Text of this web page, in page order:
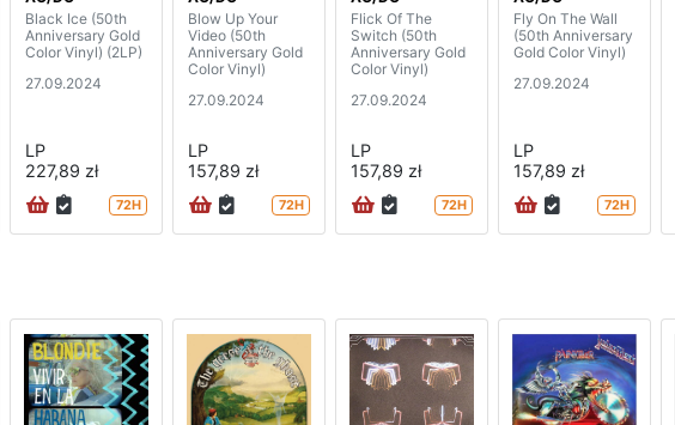
Black Ice (50th
Anniversary Gold
Color Vinyl) (2LP)
27.09.2024
LP
227,89 zł
72H
Blow Up Your
Video (50th
Anniversary Gold
Color Vinyl)
27.09.2024
LP
157,89 zł
72H
Flick Of The
Switch (50th
Anniversary Gold
Color Vinyl)
27.09.2024
LP
157,89 zł
72H
Fly On The Wall
(50th Anniversary
Gold Color Vinyl)
27.09.2024
LP
157,89 zł
72H